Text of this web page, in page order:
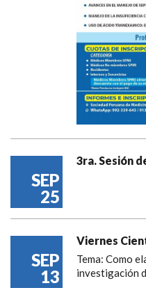
SEP
25
3ra. Sesión
SEP
13
Viernes
Tema: Como
investigación